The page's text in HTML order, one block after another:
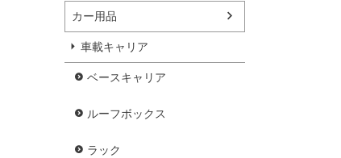
カー用品
車載キャリア
ベースキャリア
ルーフボックス
ラック